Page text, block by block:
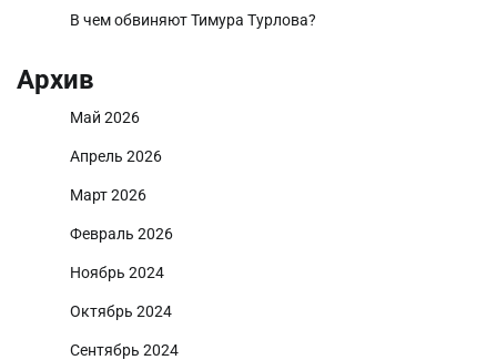
В чем обвиняют Тимура Турлова?
Архив
Май 2026
Апрель 2026
Март 2026
Февраль 2026
Ноябрь 2024
Октябрь 2024
Сентябрь 2024